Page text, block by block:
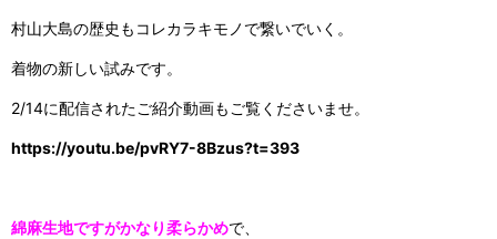
村山大島の歴史もコレカラキモノで繋いでいく。
着物の新しい試みです。
2/14に配信されたご紹介動画もご覧くださいませ。
https://youtu.be/pvRY7-8Bzus?t=393
綿麻生地ですがかなり柔らかめで、